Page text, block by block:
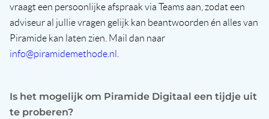
vraagt een persoonlijke afspraak via Teams aan, zodat een
adviseur al jullie vragen gelijk kan beantwoorden én alles van
Piramide kan laten zien. Mail dan naar
info@piramidemethode.nl
Is het mogelijk om Piramide Digitaal een tijdje uit
te proberen?